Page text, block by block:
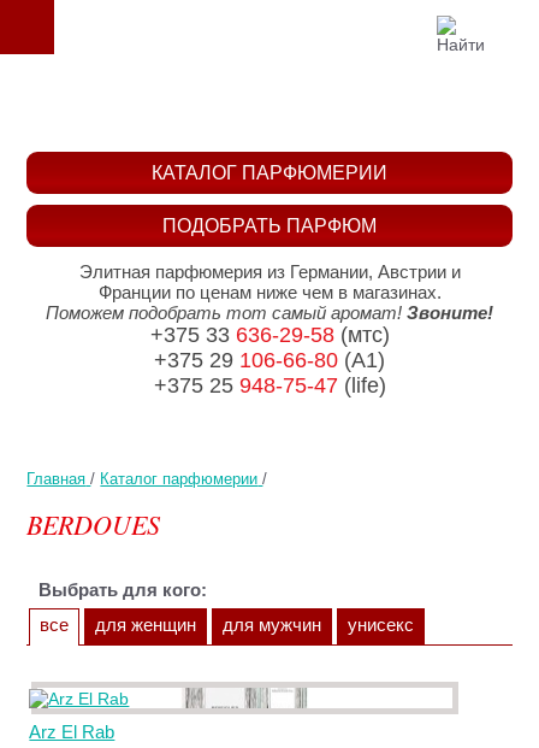
Главная / Каталог парфюмерии /
BERDOUES
Выбрать для кого:
все
для женщин для мужчин унисекс
Arz El Rab
ПОДОБРАТЬ ПАРФЮМ
КАТАЛОГ ПАРФЮМЕРИИ
Элитная парфюмерия из Германии, Австрии и
Франции по ценам ниже чем в магазинах.
Поможем подобрать тот самый аромат! Звоните!
+375 33 636-29-58(мтс)
+375 29 106-66-80 (A1)
+375 25 948-75-47(life)